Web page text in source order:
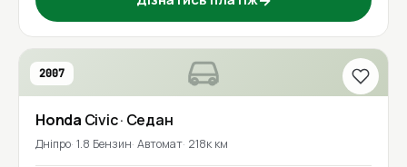
2007
Honda Civic· Седан
Дніпро 1.8 Бензин Автомат 218к км